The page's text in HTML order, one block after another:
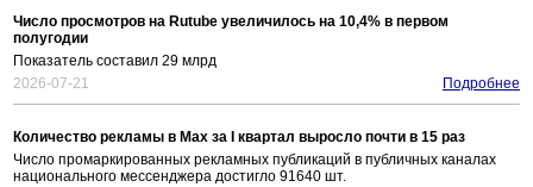
Число просмотров на Rutube увеличилось на 10,4% в первом
полугодии
Показатель составил 29 млрд
2026-07-21
Подробнее
Количество рекламы в Max за I квартал выросло почти в 15 раз
Число промаркированных рекламных публикаций в публичных каналах
национального мессенджера достигло 91640 шт.